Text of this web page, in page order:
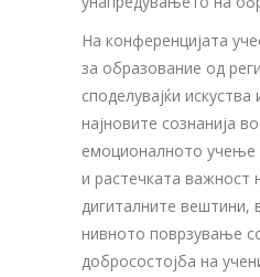
На конференцијата
за образование од
споделувајќи
најновите сознанија
емоционалното учење
и растечката важност
дигиталните вештини,
нивното поврзување
добросостојба на